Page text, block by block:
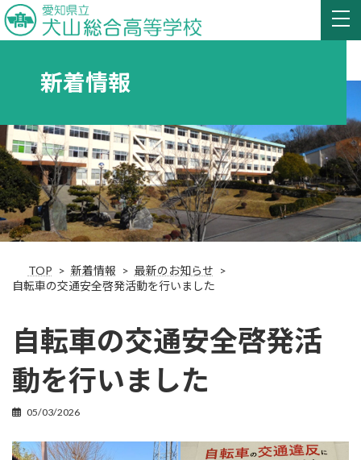
新着情報
TOP 新着情報
最新のお知らせ
自転車の交通安全啓発活動を行いました
自転車の交通安全啓発活
動を行いました
05/03/2026